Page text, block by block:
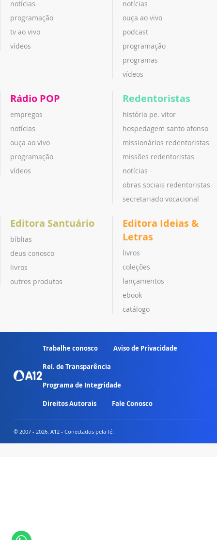
notícias
programação
tv ao vivo
vídeos
notícias
ouça ao vivo
podcast
programação
programas
vídeos
Rádio POP
empregos
notícias
ouça ao vivo
programação
vídeos
Redentoristas
história pe. vitor
hospedagem santo afonso
missionários redentoristas
missões redentoristas
notícias
obras sociais redentoristas
secretariado vocacional
Editora Santuário
bíblias
deus conosco
livros
outros produtos
Editora Ideias &
Letras
livros
coleções
lançamentos
ebook
catálogo
Trabalhe conosco Aviso de Privacidade
Rel. de Transparência
Programa de Integridade
Direitos Autorais Fale Conosco
© 2007 - 2026. A12 - Conectados pela fé.